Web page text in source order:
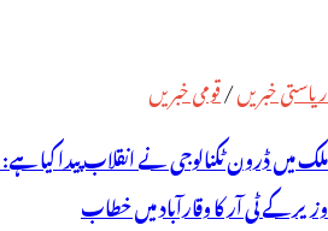
ریاستی خبریں/قومی خبریں
ملک میں ڈرون ٹکنالوجی نے انقلاب پیدا کیا
وزیر کے ٹی آر کا وقارآباد میں خطاب